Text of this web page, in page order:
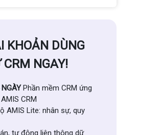
KHOẢN DÙNG
CRM NGAY!
Phần mềm CRM ứng
CRM
AMIS Lite: nhân sự, quy